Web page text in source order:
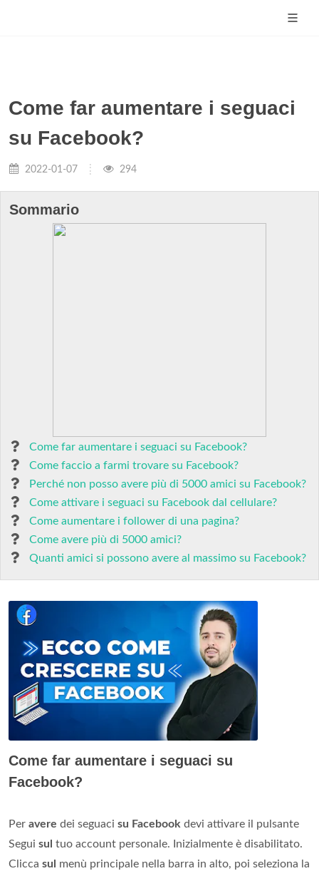
Come far aumentare i seguaci
su Facebook?
2022-01-07 294
Sommario
Come far aumentare i seguaci su Facebook?
Come faccio a farmi trovare su Facebook?
Perché non posso avere più di 5000 amici su Facebook?
Come attivare i seguaci su Facebook dal cellulare?
Come aumentare i follower di una pagina?
Come avere più di 5000 amici?
Quanti amici si possono avere al massimo su Facebook?
Come far aumentare i seguaci su
Facebook?
Per avere dei seguaci su Facebook devi attivare il pulsante
Segui sul tuo account personale. Inizialmente è disabilitato.
Clicca sul
menù principale nella barra in alto, poi seleziona la